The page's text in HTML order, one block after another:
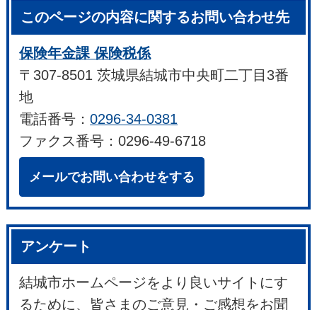
このページの内容に関するお問い合わせ先
保険年金課 保険税係
〒307-8501 茨城県結城市中央町二丁目3番
地
電話番号：0296-34-0381
ファクス番号：0296-49-6718
メールでお問い合わせをする
アンケート
結城市ホームページをより良いサイトにす
るために、皆さまのご意見・ご感想をお聞